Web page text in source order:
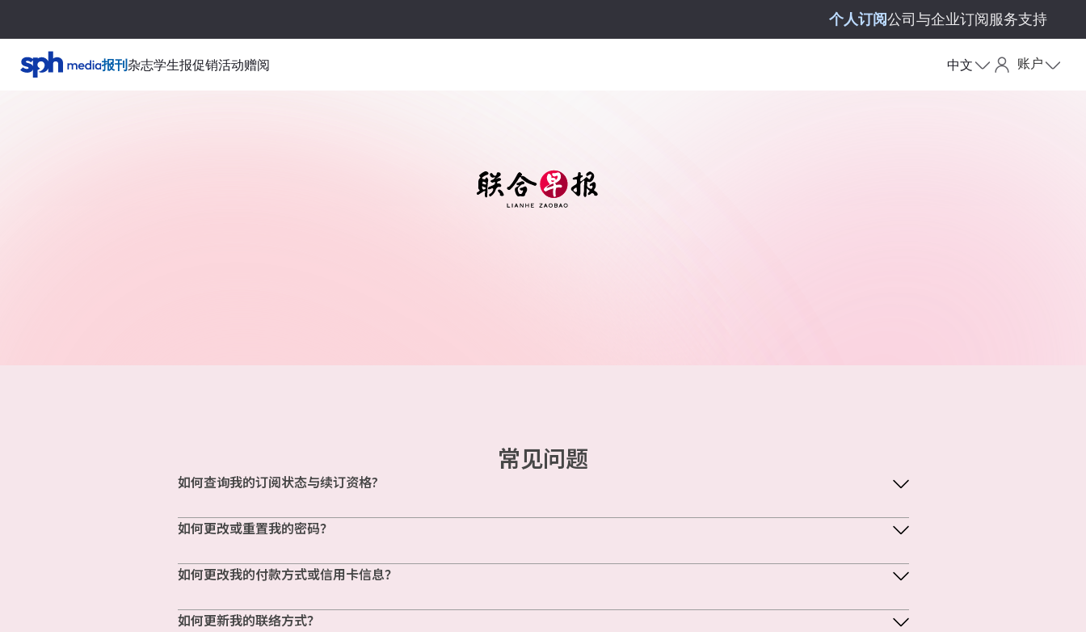
个人订阅公司与企业订阅服务支持
报刊杂志学生报促销活动赠阅 中文 账户
常见问题
如何查询我的订阅状态与续订资格?
如何更改或重置我的密码？
如何更改我的付款方式或信用卡信息？
如何更新我的联络方式？